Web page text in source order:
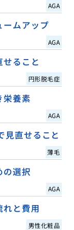
AGA
ムアップ
AGA
ること
円形脱毛症
栄養素
AGA
見直せること
薄毛
の選択
AGA
と費用
男性化粧品